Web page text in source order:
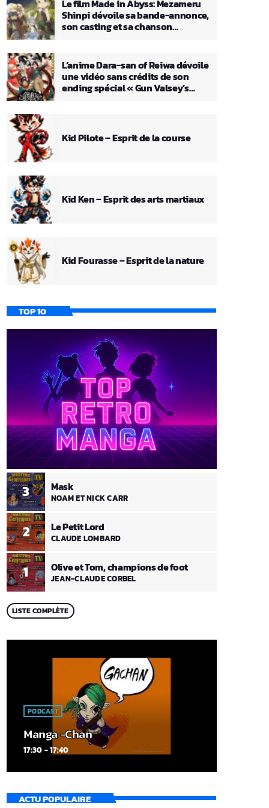
Le film Made in Abyss: Mezameru
Shinpi dévoile sa bande-annonce,
son casting et sa chanson
L’anime Dara-san of Reiwa dévoile
une vidéo sans crédits de son
ending spécial « Gun Valsey’s
Kid Pilote – Esprit de la course
Kid Ken – Esprit des arts martiaux
Kid Fourasse – Esprit de la nature
TOP 10
1 Olive et Tom, champions de foot
JEAN-CLAUDE CORBEL
2 Le Petit Lord
CLAUDE LOMBARD
3 Mask
NOAM ET NICK CARR
LISTE COMPLÈTE
PODCAST
Manga -Chan
17:30 - 17:40
ACTU POPULAIRE